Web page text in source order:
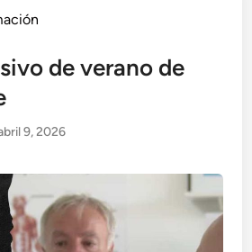
de verano de
9, 2026